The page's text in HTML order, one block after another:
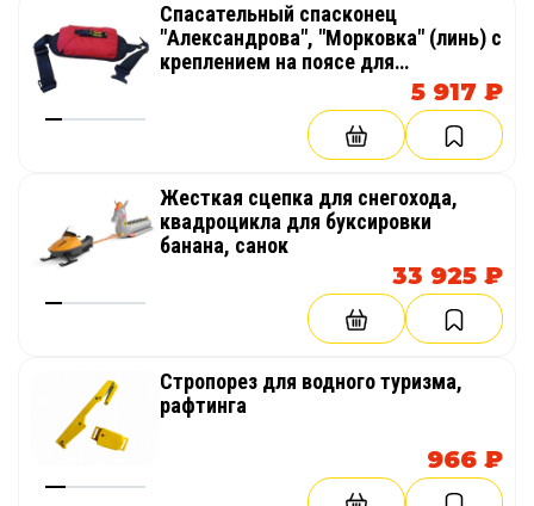
Спасательный спасконец
"Александрова", "Морковка" (линь) с
креплением на поясе для
5 917 ₽
Жесткая сцепка для снегохода,
квадроцикла для буксировки
банана, санок
33 925 ₽
Стропорез для водного туризма,
рафтинга
966 ₽